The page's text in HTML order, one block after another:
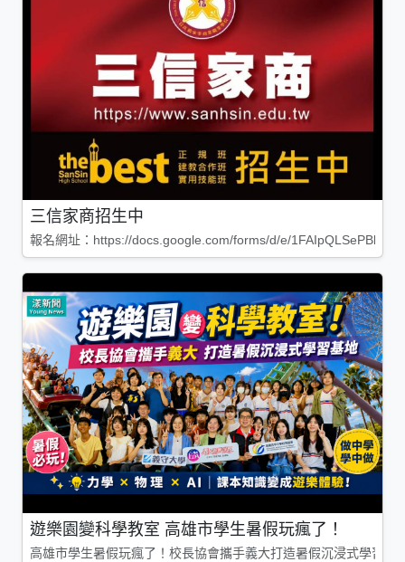
三信家商招生中
報名網址：https://docs.google.com/forms/d/e/
遊樂園變科學教室 高雄市學生暑假玩瘋了！
高雄市學生暑假玩瘋了！校長協會攜手義大打造暑假沉浸式學習基